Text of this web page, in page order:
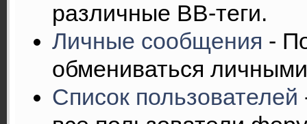
различные BB-теги.
Личные сообщения -
обмениваться
Список пользователей